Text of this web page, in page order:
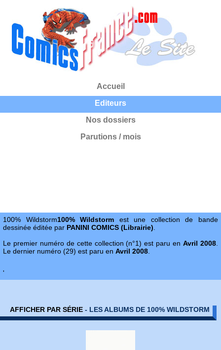
Accueil
Editeurs
Nos dossiers
Parutions / mois
100% Wildstorm100% Wildstorm est une collection de bande
dessinée éditée par PANINI COMICS (Librairie)
Le premier numéro de cette collection (n°1) est paru enAvril 2008
Le dernier numéro (29) est paru en Avril 2008
'
AFFICHER PAR SÉRIE - LES ALBUMS DE 100% WILDSTORM